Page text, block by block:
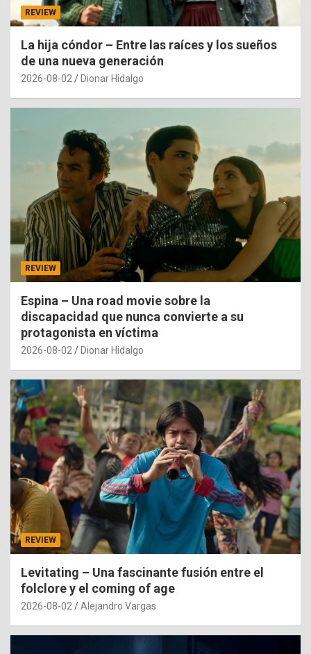
REVIEW
La hija cóndor – Entre las raíces y los sueños
de una nueva generación
2026-08-02 Dionar Hidalgo
REVIEW
Espina – Una road movie sobre la
discapacidad que nunca convierte a su
protagonista en víctima
2026-08-02 Dionar Hidalgo
REVIEW
Levitating – Una fascinante fusión entre el
folclore y el coming of age
2026-08-02 Alejandro Vargas